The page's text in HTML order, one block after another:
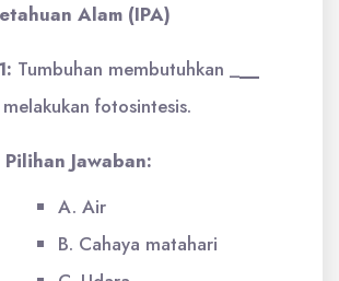
Alam (IPA)
Tumbuhan membutuhkan _
fotosintesis.
Pilihan Jawaban:
A. Air
B. Cahaya matahari